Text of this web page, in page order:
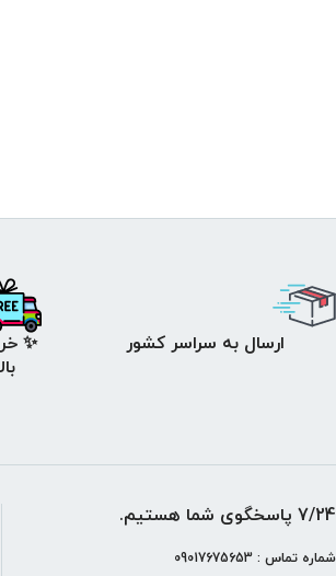
✨
ارسال به سراسر کشور
7/24 پاسخگوی شما هستیم.
شماره تماس : 09017675653